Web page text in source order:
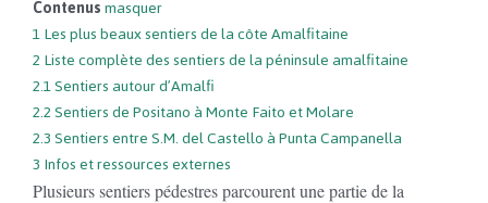
Contenusmasquer
1Les plus beaux sentiers de la côte Amalfitaine
2Liste complète des sentiers de la péninsule amalfitaine
2.1Sentiers autour d’Amalfi
2.2Sentiers de Positano à Monte Faito et Molare
2.3Sentiers entre S.M. del Castello à Punta Campanella
3Infos et ressources externes
Plusieurs sentiers pédestres parcourent une partie de la